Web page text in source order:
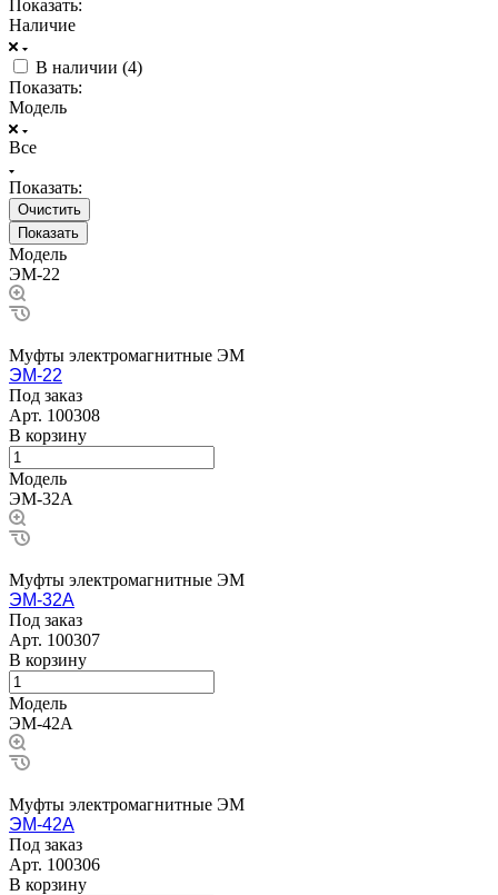
Показать:
Наличие
В наличии (4)
Показать:
Модель
Все
Показать:
Очистить
Модель
ЭМ-22
Муфты электромагнитные ЭМ
ЭМ-22
Под заказ
Арт. 100308
В корзину
Модель
ЭМ-32А
Муфты электромагнитные ЭМ
ЭМ-32А
Под заказ
Арт. 100307
В корзину
Модель
ЭМ-42А
Муфты электромагнитные ЭМ
ЭМ-42А
Под заказ
Арт. 100306
В корзину